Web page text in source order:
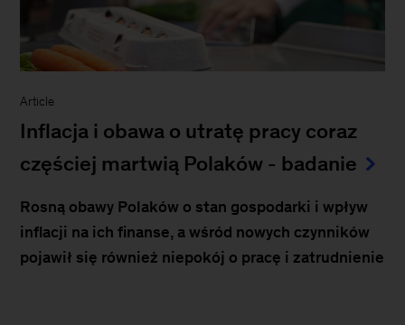
Article
Inflacja i obawa o utratę pracy coraz
częściej martwią Polaków - badanie
Rosną obawy Polaków o stan gospodarki i wpływ
inflacji na ich finanse, a wśród nowych czynników
pojawił się również niepokój o pracę i zatrudnienie